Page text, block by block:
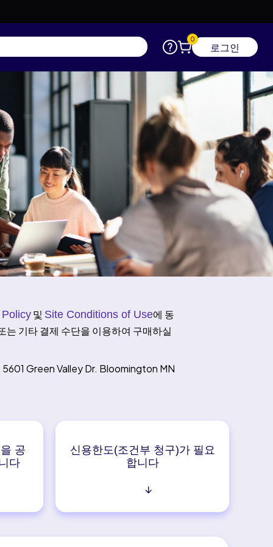
도움말장바구니
0
로그인
및 Site Conditions of Use에 동
기타 결제 수단을 이용하여 구매하실
Green Valley Dr. Bloomington MN
공
다
신용한도(조건부 청구)가 필요
합니다
↓